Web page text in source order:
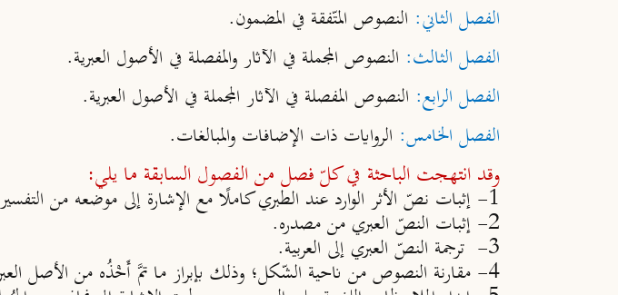
الفصل الثاني: النصوص المتّفقة في المضمون.
الفصل الثالث: النصوص المجملة في الآثار والمفصلة في الأصول العبرية.
الفصل الرابع: النصوص المفصلة في الآثار المجملة في الأصول العبرية.
الفصل الخامس: الروايات ذات الإضافات والمبالغات.
وقد انتهجت الباحثة في كلّ فصل من الفصول السابقة ما يلي:
1- إثبات نصّ الأثر الوارد عند الطبري كاملًا مع الإشارة إلى موضعه من التفسير.
2- إثبات النصّ العبري من مصدره.
3- ترجمة النصّ العبري إلى العربية.
4- مقارنة النصوص من ناحية الشّكل؛ وذلك بإبراز ما تمَّ أَخْذُه من الأصل العبري للرواية وما تم تركه، وما أُضيف وما حُذف.